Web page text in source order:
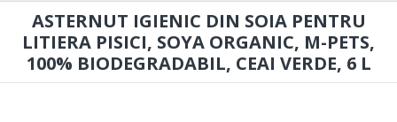
ASTERNUT IGIENIC DIN SOIA PENTRU
LITIERA PISICI, SOYA ORGANIC, M-PETS,
100% BIODEGRADABIL, CEAI VERDE, 6 L